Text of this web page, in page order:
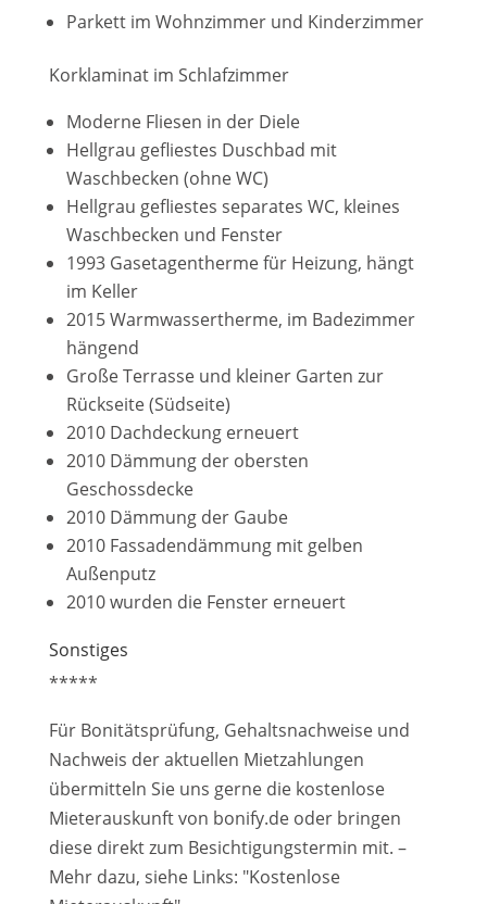
Parkett im Wohnzimmer und Kinderzimmer
Korklaminat im Schlafzimmer
Moderne Fliesen in der Diele
Hellgrau gefliestes Duschbad mit
Waschbecken (ohne WC)
Hellgrau gefliestes separates WC, kleines
Waschbecken und Fenster
1993 Gasetagentherme für Heizung, hängt
im Keller
2015 Warmwassertherme, im Badezimmer
hängend
Große Terrasse und kleiner Garten zur
Rückseite (Südseite)
2010 Dachdeckung erneuert
2010 Dämmung der obersten
Geschossdecke
2010 Dämmung der Gaube
2010 Fassadendämmung mit gelben
Außenputz
2010 wurden die Fenster erneuert
Sonstiges
*****
Für Bonitätsprüfung, Gehaltsnachweise und
Nachweis der aktuellen Mietzahlungen
übermitteln Sie uns gerne die kostenlose
Mieterauskunft von bonify.de oder bringen
diese direkt zum Besichtigungstermin mit. –
Mehr dazu, siehe Links: "Kostenlose